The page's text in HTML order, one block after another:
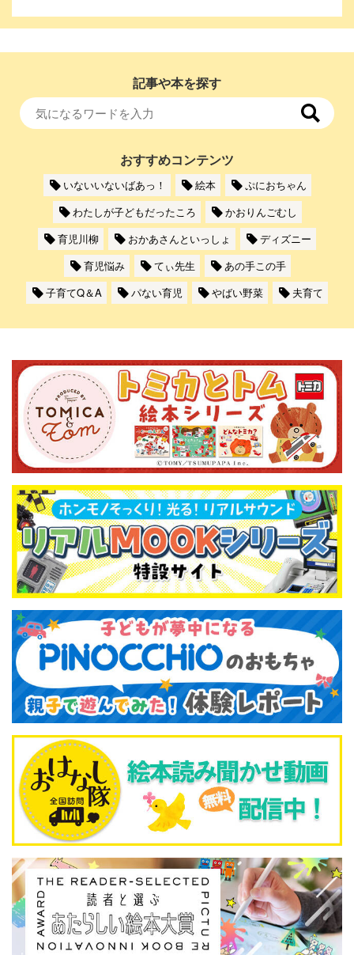
記事や本を探す
おすすめコンテンツ
いないいないばあっ！ 絵本
ぷにおちゃん
わたしが子どもだったころ
かおりんごむし
育児川柳
おかあさんといっしょ
ディズニー
育児悩み
てぃ先生
あの手この手
子育てQ＆A
パない育児 やばい野菜 夫育て